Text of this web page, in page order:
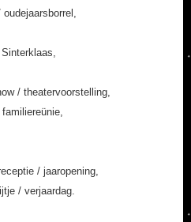
/ theatervoorstelling,
/ jaaropening,
/ verjaardag.